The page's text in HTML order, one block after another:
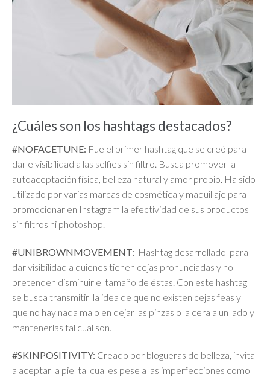
¿Cuáles son los hashtags destacados?
#NOFACETUNE: Fue el primer hashtag que se creó para
darle visibilidad a las selfies sin filtro. Busca promover la
autoaceptación física, belleza natural y amor propio. Ha sido
utilizado por varias marcas de cosmética y maquillaje para
promocionar en Instagram la efectividad de sus productos
sin filtros ni photoshop.
#UNIBROWNMOVEMENT: Hashtag desarrollado para
dar visibilidad a quienes tienen cejas pronunciadas y no
pretenden disminuir el tamaño de éstas. Con este hashtag
se busca transmitir la idea de que no existen cejas feas y
que no hay nada malo en dejar las pinzas o la cera a un lado y
mantenerlas tal cual son.
#SKINPOSITIVITY: Creado por blogueras de belleza, invita
a aceptar la piel tal cual es pese a las imperfecciones como